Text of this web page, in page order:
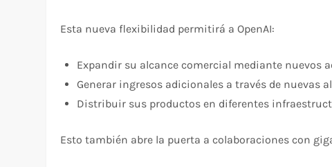
Esta nueva flexibilidad permitirá a OpenAI:
Expandir su alcance comercial mediante nuevos
Generar ingresos adicionales a través de nuevas
Distribuir sus productos en diferentes
Esto también abre la puerta a colaboraciones con